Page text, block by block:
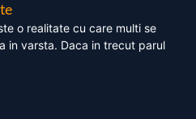
o realitate cu care multi se
in varsta. Daca in trecut parul